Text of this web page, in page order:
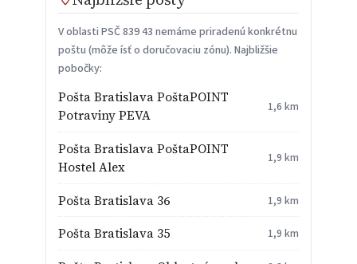
V oblasti PSČ 839 43 nemáme priradenú konkrétnu
poštu (môže ísť o doručovaciu zónu). Najbližšie
pobočky:
Pošta Bratislava PoštaPOINT
Potraviny PEVA
1,6 km
Pošta Bratislava PoštaPOINT
Hostel Alex
1,9 km
Pošta Bratislava 36 1,9 km
Pošta Bratislava 35 1,9 km